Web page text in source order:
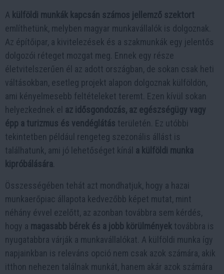
A külföldi munkák kapcsán számos jellemző szektort
említhetünk, melyben magyar munkavállalók is dolgoznak.
Az építőipar, a kivitelezések és a szakmunkák egy jelentős
dolgozói réteget mozgat meg. Ennek egy része
életvitelszerűen él az adott országban, de sokan csak heti
váltásokban, esetleg projekt alapon dolgoznak külföldön,
ami kényelmesebb feltételeket teremt. Ezen kívül sokan
helyezkednek el az idősgondozás, az egészségügy vagy
épp a turizmus és vendéglátás területén. Ez utóbbi
tekintetben például rengeteg szezonális állást is
találhatunk, ami jó lehetőséget kínál a külföldi munka
kipróbálására
Összességében tehát azt mondhatjuk, hogy a hazai
munkaerőpiac állapota kedvezőbb képet mutat, mint
néhány évvel ezelőtt, az azonban továbbra sem kérdés,
hogy a magasabb bérek és a jobb körülmények továbbra is
nyugatabbra várják a munkavállalókat. A külföldi munka így
napjainkban is releváns opció nem csak azok számára, akik
itthon nehezen találnak munkát, hanem akár azok számára